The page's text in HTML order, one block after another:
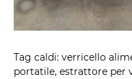
Tag caldi: verricello
portatile, estrattore per